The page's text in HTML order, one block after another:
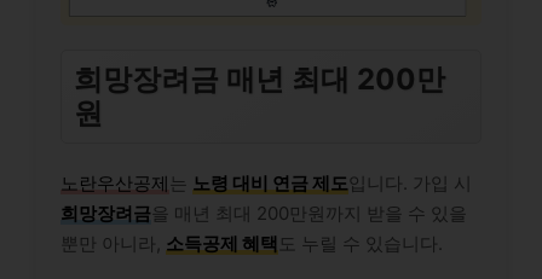
희망장려금 매년 최대 200만
원
노란우산공제는 노령 대비 연금 제도입니다. 가입 시
희망장려금을 매년 최대 200만원까지 받을 수 있을
뿐만 아니라, 소득공제 혜택 도 누릴 수 있습니다.